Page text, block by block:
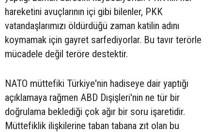
hareketini avuçlarının içi gibi bilenler, PKK
vatandaşlarımızı öldürdüğü zaman katilin adını
koymamak için gayret sarfediyorlar. Bu tavır terörle
mücadele değil teröre destektir.
NATO müttefiki Türkiye'nin hadiseye dair yaptığı
açıklamaya rağmen ABD Dışişleri'nin ne tür bir
doğrulama beklediği çok ağır bir soru işaretidir.
Müttefiklik ilişkilerine taban tabana zıt olan bu